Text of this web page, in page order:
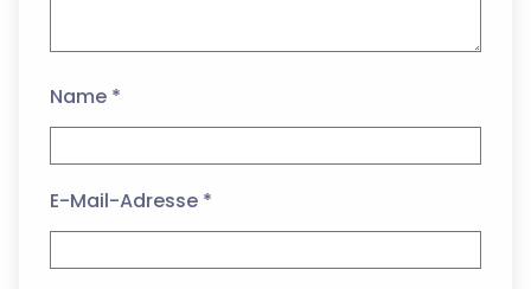
Name *
E-Mail-Adresse *